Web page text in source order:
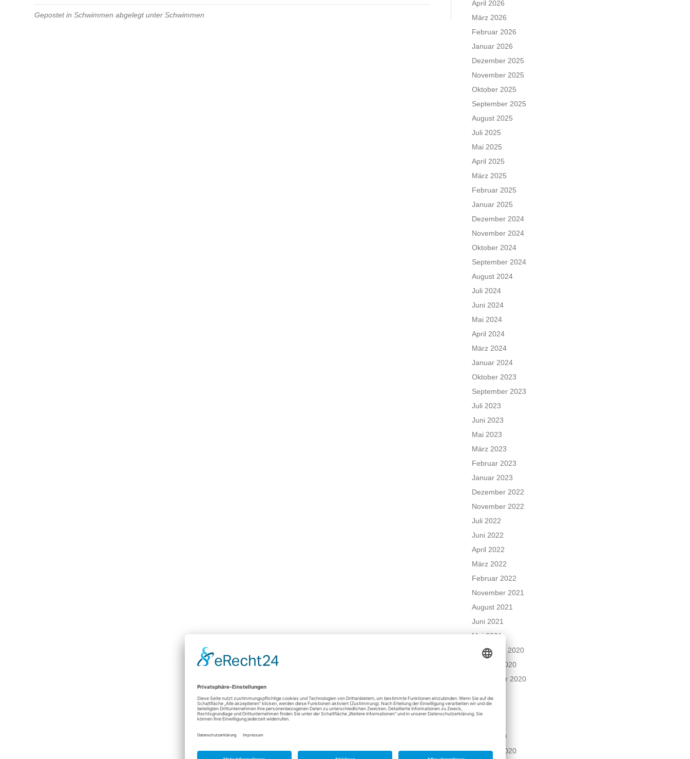
Gepostet inSchwimmen abgelegt unterSchwimmen
April 2026
März 2026
Februar 2026
Januar 2026
Dezember 2025
November 2025
Oktober 2025
September 2025
August 2025
Juli 2025
Mai 2025
April 2025
März 2025
Februar 2025
Januar 2025
Dezember 2024
November 2024
Oktober 2024
September 2024
August 2024
Juli 2024
Juni 2024
Mai 2024
April 2024
März 2024
Januar 2024
Oktober 2023
September 2023
Juli 2023
Juni 2023
Mai 2023
März 2023
Februar 2023
Januar 2023
Dezember 2022
November 2022
Juli 2022
Juni 2022
April 2022
März 2022
Februar 2022
November 2021
August 2021
Juni 2021
Mai 2021
Dezember 2020
Oktober 2020
September 2020
Mai 2020
März 2020
Februar 2020